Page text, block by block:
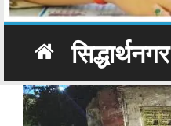
सिद्धार्थनगर